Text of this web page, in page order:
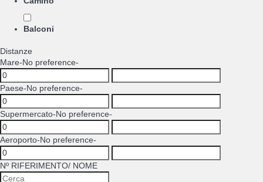
Balconi
Distanze
Mare-No preference-
Paese-No preference-
Supermercato-No preference-
Aeroporto-No preference-
Nº RIFERIMENTO/ NOME